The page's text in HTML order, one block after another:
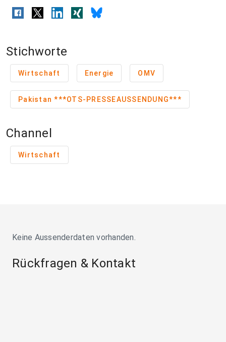
Stichworte
Wirtschaft Energie OMV
Pakistan ***OTS-PRESSEAUSSENDUNG***
Channel
Wirtschaft
Keine Aussenderdaten vorhanden.
Rückfragen & Kontakt